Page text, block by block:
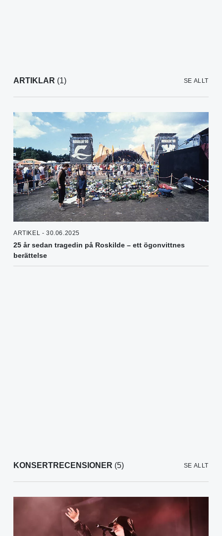
ARTIKLAR (1) SE ALLT
ARTIKEL - 30.06.2025
25 år sedan tragedin på Roskilde – ett ögonvittnes
berättelse
KONSERTRECENSIONER (5) SE ALLT